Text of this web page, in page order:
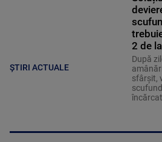
ȘTIRI ACTUALE
2 de
După
sfârșit,